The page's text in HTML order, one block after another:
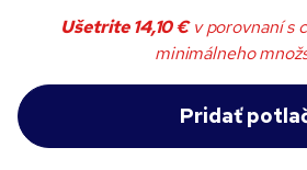
Ušetrite14,10 €v porovnaní s
minimálneho